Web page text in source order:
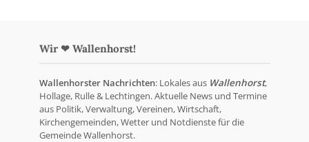
Wir ❤ Wallenhorst!
Wallenhorster Nachrichten: Lokales aus Wallenhorst,
Hollage, Rulle & Lechtingen. Aktuelle News und Termine
aus Politik, Verwaltung, Vereinen, Wirtschaft,
Kirchengemeinden, Wetter und Notdienste für die
Gemeinde Wallenhorst.